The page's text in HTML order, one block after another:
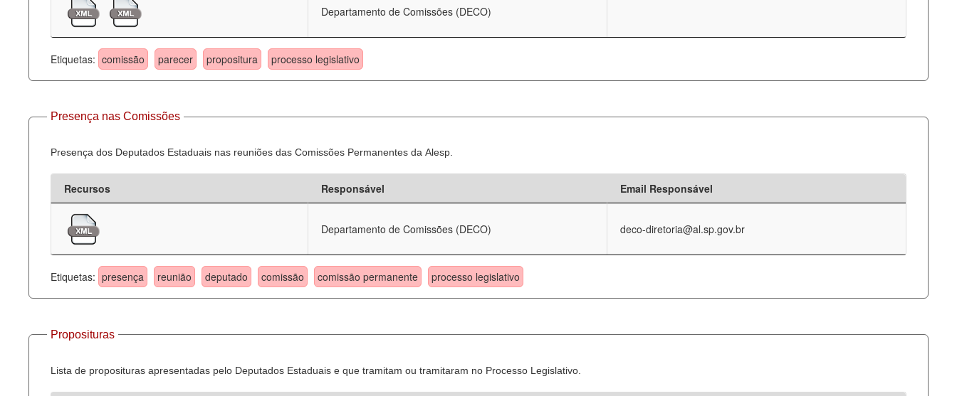
Departamento de Comissões (DECO)
Etiquetas: comissão parecer propositura processo legislativo
Presença nas Comissões
Presença dos Deputados Estaduais nas reuniões das Comissões Permanentes da Alesp.
Recursos Responsável Email Responsável
Departamento de Comissões (DECO) deco-diretoria@al.sp.gov.br
Etiquetas: presença reunião deputado comissão comissão permanente processo legislativo
Proposituras
Lista de proposituras apresentadas pelo Deputados Estaduais e que tramitam ou tramitaram no Processo Legislativo.